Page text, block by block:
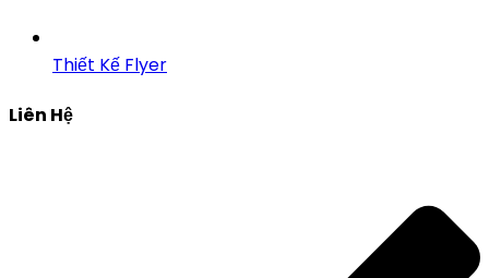
Thiết Kế Flyer
Liên Hệ